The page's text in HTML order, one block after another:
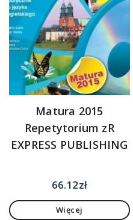
Matura 2015
Repetytorium zR
EXPRESS PUBLISHING
66.12zł
Więcej